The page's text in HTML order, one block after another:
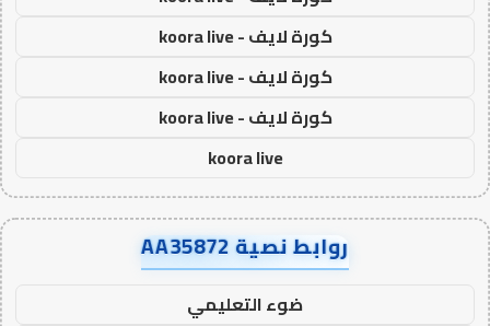
كورة لايف - koora live
كورة لايف - koora live
كورة لايف - koora live
koora live
روابط نصية AA35872
ضوء التعليمي